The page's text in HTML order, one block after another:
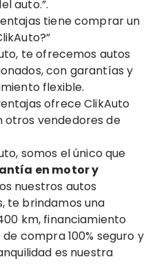
auto.”.
tiene comprar un
te ofrecemos autos
con garantías y
flexible.
ofrece ClikAuto
vendedores de
somos el único que
en motor y
nuestros autos
te brindamos una
km, financiamiento
compra 100% seguro y
es nuestra